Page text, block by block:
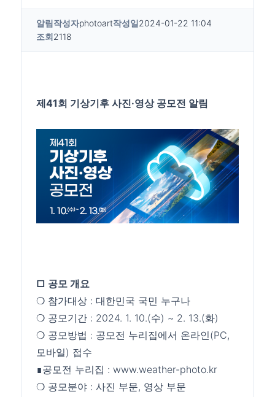
알림작성자photoart작성일2024-01-22 11:04
조회2118
제41회 기상기후 사진·영상 공모전 알림
□ 공모 개요
❍ 참가대상 : 대한민국 국민 누구나
❍ 공모기간 : 2024. 1. 10.(수) ~ 2. 13.(화)
❍ 공모방법 : 공모전 누리집에서 온라인(PC,
모바일) 접수
∎공모전 누리집 : www.weather-photo.kr
❍ 공모분야 : 사진 부문, 영상 부문